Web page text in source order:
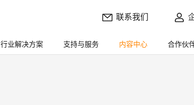
联系我们
行业解决方案 支持与服务 内容中心 合作伙